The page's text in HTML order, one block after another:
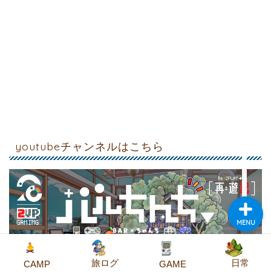
youtubeチャンネルはこちら
CAMP 旅ログ GAME 日常
MENU
日
常